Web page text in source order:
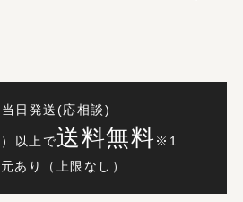
日発送(応相談)
以上で送料無料※1
あり（上限なし）